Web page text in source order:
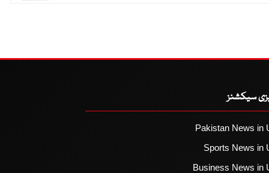
سیکشنز
Pakistan News in
Sports News in
Business News in